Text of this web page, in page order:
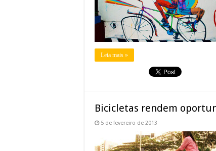
Leia mais »
Bicicletas rendem
5 de fevereiro de 2013